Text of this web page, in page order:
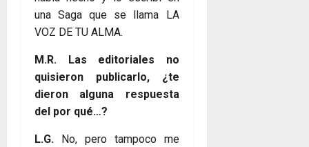
una Saga que se llama LA
VOZ DE TU ALMA.
M.R. Las editoriales no
quisieron publicarlo, ¿te
dieron alguna respuesta
del por qué…?
L.G.
No, pero tampoco me